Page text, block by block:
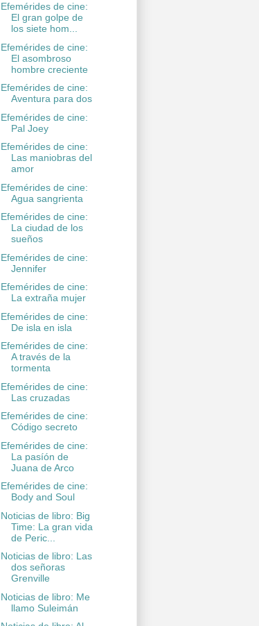
Efemérides de cine:
El gran golpe de
los siete hom...
Efemérides de cine:
El asombroso
hombre creciente
Efemérides de cine:
Aventura para dos
Efemérides de cine:
Pal Joey
Efemérides de cine:
Las maniobras del
amor
Efemérides de cine:
Agua sangrienta
Efemérides de cine:
La ciudad de los
sueños
Efemérides de cine:
Jennifer
Efemérides de cine:
La extraña mujer
Efemérides de cine:
De isla en isla
Efemérides de cine:
A través de la
tormenta
Efemérides de cine:
Las cruzadas
Efemérides de cine:
Código secreto
Efemérides de cine:
La pasíón de
Juana de Arco
Efemérides de cine:
Body and Soul
Noticias de libro: Big
Time: La gran vida
de Peric...
Noticias de libro: Las
dos señoras
Grenville
Noticias de libro: Me
llamo Suleimán